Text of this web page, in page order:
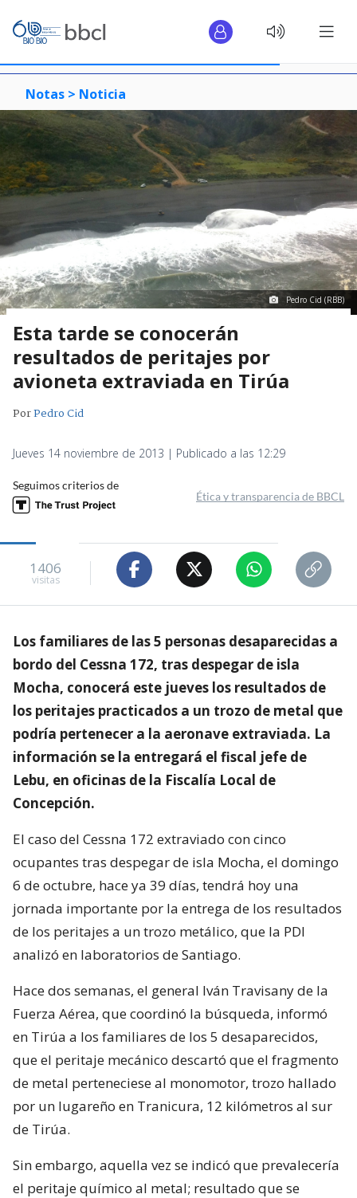
Notas > Noticia
Pedro Cid (RBB)
Esta tarde se conocerán
resultados de peritajes por
avioneta extraviada en Tirúa
PorPedro Cid
Jueves 14 noviembre de 2013 | Publicado a las 12:29
Seguimos criterios de
Ética y transparencia de BBCL
1406
visitas
Los familiares de las 5 personas desaparecidas a
bordo del Cessna 172, tras despegar de isla
Mocha, conocerá este jueves los resultados de
los peritajes practicados a un trozo de metal que
podría pertenecer a la aeronave extraviada. La
información se la entregará el fiscal jefe de
Lebu, en oficinas de la Fiscalía Local de
Concepción.
El caso del Cessna 172 extraviado con cinco
ocupantes tras despegar de isla Mocha, el domingo
6 de octubre, hace ya 39 días, tendrá hoy una
jornada importante por la entrega de los resultados
de los peritajes a un trozo metálico, que la PDI
analizó en laboratorios de Santiago.
Hace dos semanas, el general Iván Travisany de la
Fuerza Aérea, que coordinó la búsqueda, informó
en Tirúa a los familiares de los 5 desaparecidos,
que el peritaje mecánico descartó que el fragmento
de metal perteneciese al monomotor, trozo hallado
por un lugareño en Tranicura, 12 kilómetros al sur
de Tirúa.
Sin embargo, aquella vez se indicó que prevalecería
el peritaje químico al metal; resultado que se